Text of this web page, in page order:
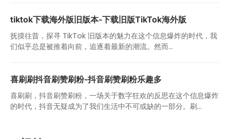
tiktok下载海外版旧版本-下载旧版TikTok海外版
抚摸往昔，探寻 TikTok 旧版本的魅力在这个信息爆炸的时代，我
们似乎总是被推着向前，追逐着最新的潮流。然而...
喜刷刷抖音刷赞刷粉-抖音刷赞刷粉乐趣多
喜刷刷，抖音刷赞刷粉，一场关于数字狂欢的反思在这个信息爆炸
的时代，抖音无疑成为了我们生活中不可或缺的一部分。刷...